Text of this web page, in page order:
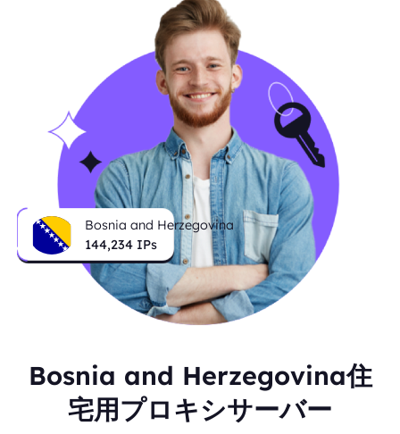
Bosnia and Herzegovina
144,234 IPs
Bosnia and Herzegovina住
宅用プロキシサーバー